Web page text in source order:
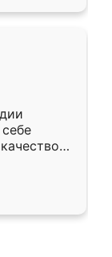
почти